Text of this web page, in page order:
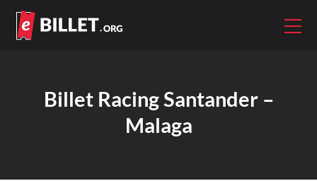
Billet Racing Santander –
Malaga